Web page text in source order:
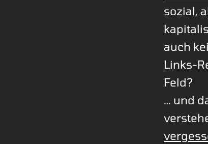
sozial,
auch
Links-
Feld?
… und